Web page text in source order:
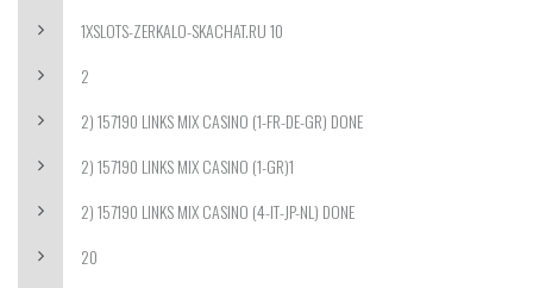
1XSLOTS-ZERKALO-SKACHAT.RU 10
2
2) 157190 LINKS MIX CASINO (1-FR-DE-GR) DONE
2) 157190 LINKS MIX CASINO (1-GR)1
2) 157190 LINKS MIX CASINO (4-IT-JP-NL) DONE
20